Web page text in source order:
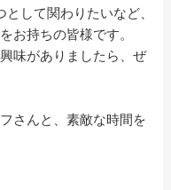
して関わりたいなど、
お持ちの皆様です。
味がありましたら、ぜ
さんと、素敵な時間を